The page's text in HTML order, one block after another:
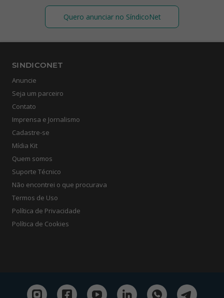
Quero anunciar no SíndicoNet
SINDICONET
Anuncie
Seja um parceiro
Contato
Imprensa e Jornalismo
Cadastre-se
Mídia Kit
Quem somos
Suporte Técnico
Não encontrei o que procurava
Termos de Uso
Política de Privacidade
Política de Cookies